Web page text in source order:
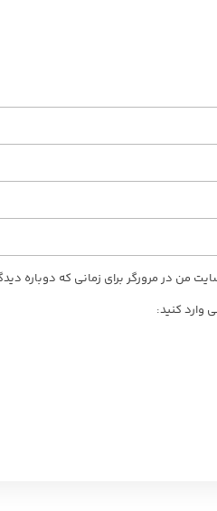
من در مرورگر برای زمانی که دوباره
وارد کنید: